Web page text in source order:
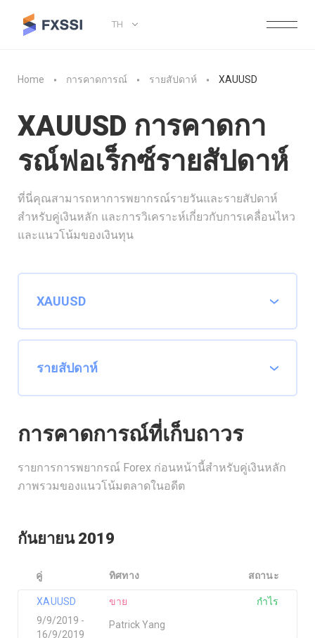
TH
Home การคาดการณ์ รายสัปดาห์ XAUUSD
XAUUSD การคาดกา
รณ์ฟอเร็กซ์รายสัปดาห์
ที่นี่คุณสามารถหาการพยากรณ์รายวันและรายสัปดาห์
สำหรับคู่เงินหลัก และการวิเคราะห์เกี่ยวกับการเคลื่อนไหว
และแนวโน้มของเงินทุน
การคาดการณ์ที่เก็บถาวร
รายการการพยากรณ์ Forex ก่อนหน้านี้สำหรับคู่เงินหลัก
ภาพรวมของแนวโน้มตลาดในอดีต
กันยายน 2019
คู่ ทิศทาง สถานะ
XAUUSD
Patrick Yang
ขาย
9/9/2019 -
16/9/2019
กำไร